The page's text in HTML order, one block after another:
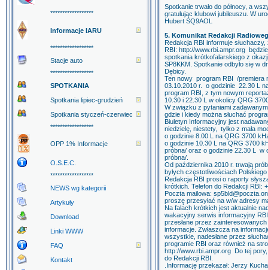
******************
Informacje IARU
******************
Stacje auto
******************
SPOTKANIA
Spotkania lipiec-grudzień
Spotkania styczeń-czerwiec
******************
OPP 1% Informacje
O.S.E.C.
******************
NEWS wg kategorii
Artykuły
Download
Linki WWW
FAQ
Kontakt
Spotkanie trwało do północy, a
gratulując klubowi jubileuszu. W
Hubert SQ9AOL
5. Komunikat Redakcji
Redakcja RBI informuje
RBI: http://www.rbi.ampr.org
spotkania krótkofalarskiego z
SP8KKM. Spotkanie odbyło się w
Dębicy.
Ten nowy program RBI /premiera
03.10.2010 r. o godzinie 22.30 L
program RBI, z tym nowym
10.30 i 22.30 L w okolicy QRG
W związku z pytaniami
gdzie i kiedy można słuchać
Biuletyn Informacyjny jest
niedzielę, niestety, tylko z mała
o godzinie 8.00 L na QRG 3700
o godzinie 10.30 L na QRG 3700
próbna/ oraz o godzinie 22.30 L w
próbna/.
Od października 2010 r. trwają
byłych częstotliwościach
Redakcja RBI prosi o raporty
krótkich. Telefon do Redakcji RBI:
Poczta mailowa:
proszę przesyłać na w/w adresy
Na falach krótkich jest aktualnie
wakacyjny serwis informacyjny
przesłane przez
informacje. Zwłaszcza na
wszystkie, nadesłane przez
programie RBI oraz również na
http://www.rbi.ampr.org Do tej
do Redakcji RBI.
.Informację przekazał: Jerzy